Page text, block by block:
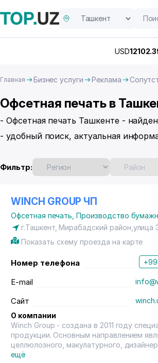
USD
Главная Бизнес услуги Реклама
Офсетная печать в
- Офсетная печать Ташкенте -
- удобный поиск, актуальная
Фильтр:
WINCH GROUP ЧП
Офсетная печать ,Производство
г.Ташкент, Мирабадский район ,улица
Показать схему проезда на карте
Номер телефона
E-mail
Сайт
О компании
Winch Group - создана в 2011 году
продукции. Основным направлением
целлюлозного, макулатурного,
материалов, рекламной и другой
ещё